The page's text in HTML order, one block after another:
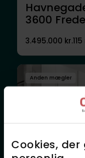
Cookies,
3600
3.495.000 kr.
Anden mægler